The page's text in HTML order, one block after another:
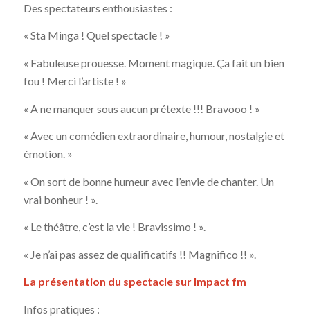
Des spectateurs enthousiastes :
« Sta Minga ! Quel spectacle ! »
« Fabuleuse prouesse. Moment magique. Ça fait un bien
fou ! Merci l’artiste ! »
« A ne manquer sous aucun prétexte !!! Bravooo ! »
« Avec un comédien extraordinaire, humour, nostalgie et
émotion. »
« On sort de bonne humeur avec l’envie de chanter. Un
vrai bonheur ! ».
« Le théâtre, c’est la vie ! Bravissimo ! ».
« Je n’ai pas assez de qualificatifs !! Magnifico !! ».
La présentation du spectacle sur Impact fm
Infos pratiques :